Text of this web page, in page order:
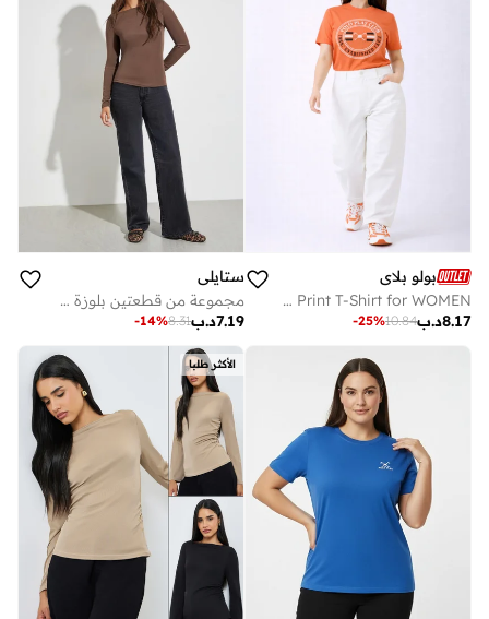
بولو بلاي
Multipack Graphic Print T-Shirt for WOMEN
د.ب8.17
10.84
-25%
ستايلي
مجموعة من قطعتين بلوزة محبوكة سادة بياقة قارب
د.ب7.19
8.31
-14%
الأكثر طلبا